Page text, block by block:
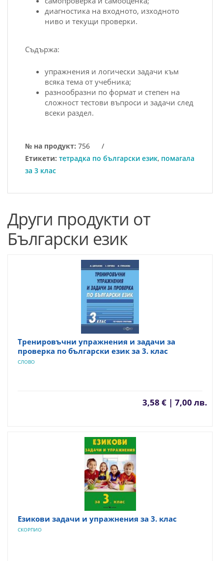
диагностика на входното, изходното
ниво и текущи проверки.
Съдържа:
упражнения и логически задачи към
всяка тема от учебника;
разнообразни по формат и степен на
сложност тестови въпроси и задачи след
всеки раздел.
№ на продукт: 756
/
Етикети: тетрадка по български език, помагала
за 3 клас
Други продукти от
Български език
Тренировъчни упражнения и задачи за
проверка по български език за 3. клас
СЛОВО
3,58 € | 7,00 лв.
Езикови задачи и упражнения за 3. клас
СКОРПИО